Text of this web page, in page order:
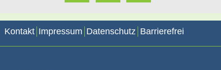
Kontakt Impressum Datenschutz Barrierefrei